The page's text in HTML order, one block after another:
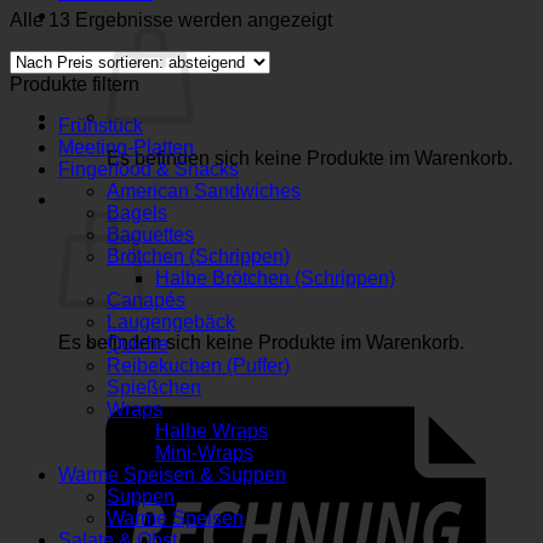
Es befinden sich keine Produkte im Warenkorb.
Warenkorb
Es befinden sich keine Produkte im Warenkorb.
Alle 13 Ergebnisse werden angezeigtNach
Produkte filtern
Frühstück
Meeting-Platten
Fingerfood & Snacks
American Sandwiches
Bagels
Baguettes
Brötchen (Schrippen)
Halbe Brötchen (Schrippen)
Canapés
Laugengebäck
Quiche
Reibekuchen (Puffer)
Spießchen
Wraps
Halbe Wraps
Mini-Wraps
Warme Speisen & Suppen
Suppen
Warme Speisen